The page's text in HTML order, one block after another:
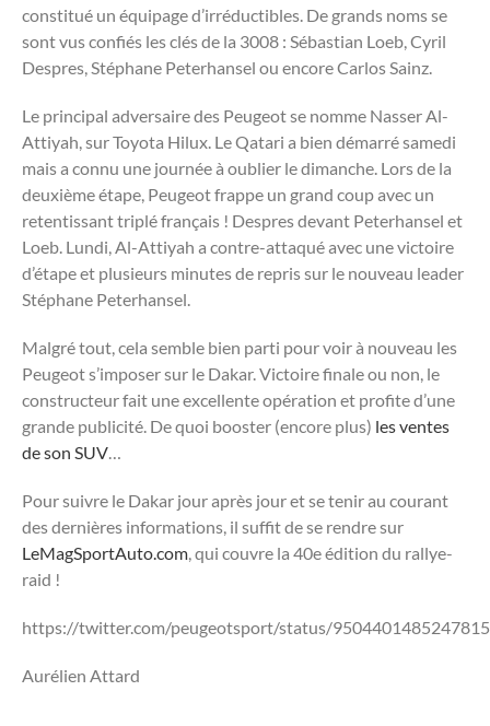
constitué un équipage d’irréductibles. De grands noms se
sont vus confiés les clés de la 3008 : Sébastian Loeb, Cyril
Despres, Stéphane Peterhansel ou encore Carlos Sainz.
Le principal adversaire des Peugeot se nomme Nasser Al-
Attiyah, sur Toyota Hilux. Le Qatari a bien démarré samedi
mais a connu une journée à oublier le dimanche. Lors de la
deuxième étape, Peugeot frappe un grand coup avec un
retentissant triplé français ! Despres devant Peterhansel et
Loeb. Lundi, Al-Attiyah a contre-attaqué avec une victoire
d’étape et plusieurs minutes de repris sur le nouveau leader
Stéphane Peterhansel.
Malgré tout, cela semble bien parti pour voir à nouveau les
Peugeot s’imposer sur le Dakar. Victoire finale ou non, le
constructeur fait une excellente opération et profite d’une
grande publicité. De quoi booster (encore plus) les ventes
de son SUV…
Pour suivre le Dakar jour après jour et se tenir au courant
des dernières informations, il suffit de se rendre sur
LeMagSportAuto.com, qui couvre la 40e édition du rallye-
raid !
https://twitter.com/peugeotsport/status/
Aurélien Attard